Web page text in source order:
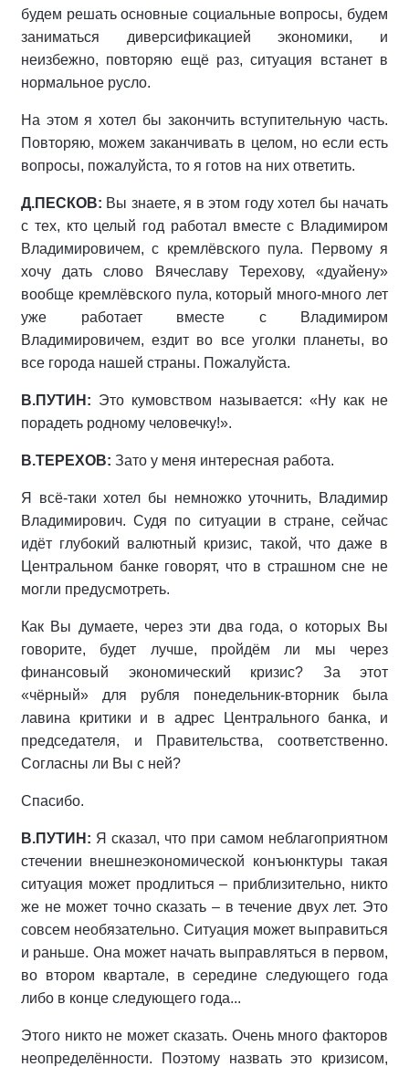
будем решать основные социальные вопросы, будем
заниматься диверсификацией экономики, и
неизбежно, повторяю ещё раз, ситуация встанет в
нормальное русло.
На этом я хотел бы закончить вступительную часть.
Повторяю, можем заканчивать в целом, но если есть
вопросы, пожалуйста, то я готов на них ответить.
Д.ПЕСКОВ: Вы знаете, я в этом году хотел бы начать
с тех, кто целый год работал вместе с Владимиром
Владимировичем, с кремлёвского пула. Первому я
хочу дать слово Вячеславу Терехову, «дуайену»
вообще кремлёвского пула, который много-много лет
уже работает вместе с Владимиром
Владимировичем, ездит во все уголки планеты, во
все города нашей страны. Пожалуйста.
В.ПУТИН: Это кумовством называется: «Ну как не
порадеть родному человечку!».
В.ТЕРЕХОВ: Зато у меня интересная работа.
Я всё-таки хотел бы немножко уточнить, Владимир
Владимирович. Судя по ситуации в стране, сейчас
идёт глубокий валютный кризис, такой, что даже в
Центральном банке говорят, что в страшном сне не
могли предусмотреть.
Как Вы думаете, через эти два года, о которых Вы
говорите, будет лучше, пройдём ли мы через
финансовый экономический кризис? За этот
«чёрный» для рубля понедельник-вторник была
лавина критики и в адрес Центрального банка, и
председателя, и Правительства, соответственно.
Согласны ли Вы с ней?
Спасибо.
В.ПУТИН: Я сказал, что при самом неблагоприятном
стечении внешнеэкономической конъюнктуры такая
ситуация может продлиться – приблизительно, никто
же не может точно сказать – в течение двух лет. Это
совсем необязательно. Ситуация может выправиться
и раньше. Она может начать выправляться в первом,
во втором квартале, в середине следующего года
либо в конце следующего года...
Этого никто не может сказать. Очень много факторов
неопределённости. Поэтому назвать это кризисом,